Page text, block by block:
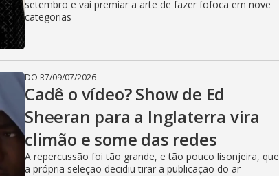
setembro e vai premiar a arte de fazer fofoca em nove
categorias
DO R7/09/07/2026
Cadê o vídeo? Show de Ed
Sheeran para a Inglaterra vira
climão e some das redes
A repercussão foi tão grande, e tão pouco lisonjeira, que
a própria seleção decidiu tirar a publicação do ar